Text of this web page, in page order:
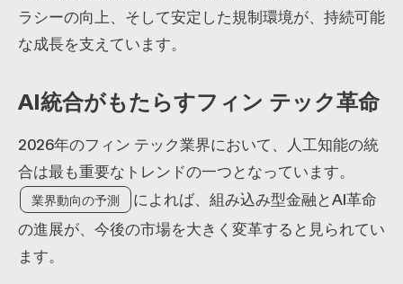
ラシーの向上、そして安定した規制環境が、持続可能
な成長を支えています。
AI統合がもたらすフィン テック革命
2026年のフィン テック業界において、人工知能の統
合は最も重要なトレンドの一つとなっています。
業界動向の予測
によれば、組み込み型金融とAI革命
の進展が、今後の市場を大きく変革すると見られてい
ます。